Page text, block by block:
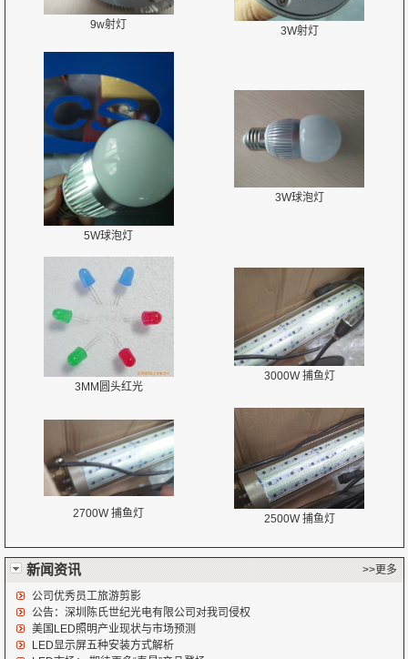
9w射灯 3W射灯
5W球泡灯
3W球泡灯
3MM圆头红光
3000W 捕鱼灯
2700W 捕鱼灯 2500W 捕鱼灯
新闻资讯 >>更多
公司优秀员工旅游剪影
公告：深圳陈氏世纪光电有限公司对我司侵权
美国LED照明产业现状与市场预测
LED显示屏五种安装方式解析